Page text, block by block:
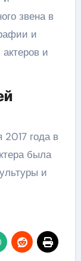
звена в
и
и
2017 года в
была
и